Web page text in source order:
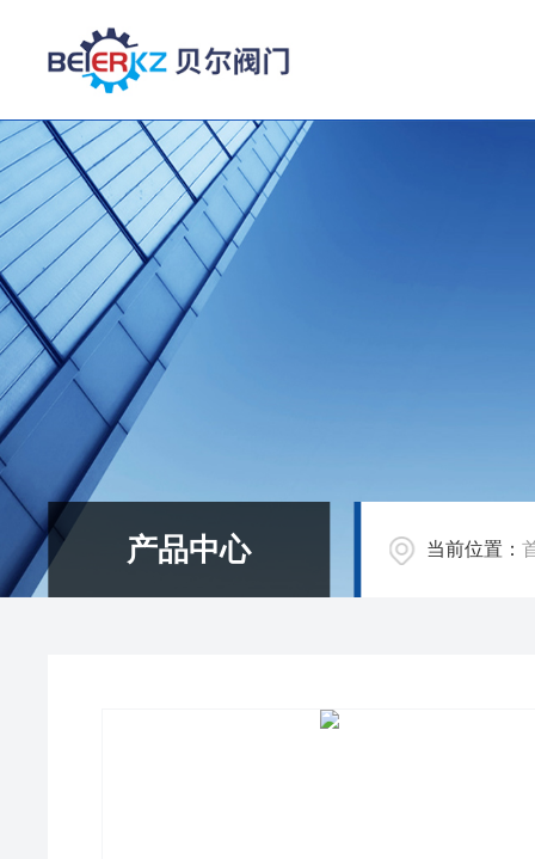
产品中心 当前位置：